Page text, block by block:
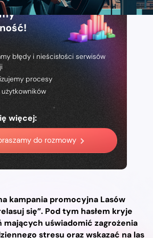
błędy i nieścisłości serwisów
procesy
więcej:
do rozmowy
kampania promocyjna Lasów
się”. Pod tym hasłem kryje
mających uświadomić zagrożenia
stresu oraz wskazać na las